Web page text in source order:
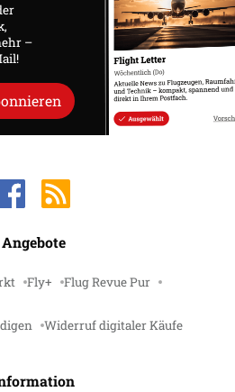
–
Angebote
Fly+ Flug Revue Pur
Widerruf digitaler Käufe